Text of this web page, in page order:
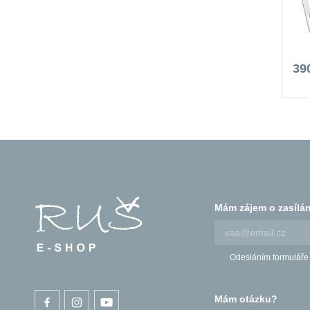
Mám zájem o
Odesláním
Mám otázku?